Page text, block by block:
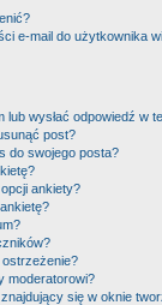
e-mail do użytkownika
wysłać odpowiedź w
post?
do swojego posta?
ankiety?
ostrzeżenie?
moderatorowi?
się w oknie